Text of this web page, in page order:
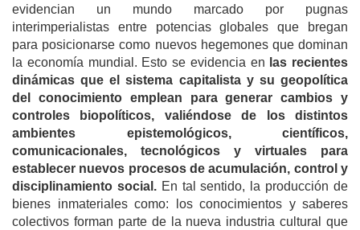
evidencian un mundo marcado por pugnas
interimperialistas entre potencias globales que bregan
para posicionarse como nuevos hegemones que dominan
la economía mundial. Esto se evidencia en las recientes
dinámicas que el sistema capitalista y su geopolítica
del conocimiento emplean para generar cambios y
controles biopolíticos, valiéndose de los distintos
ambientes epistemológicos, científicos,
comunicacionales, tecnológicos y virtuales para
establecer nuevos procesos de acumulación, control y
disciplinamiento social. En tal sentido, la producción de
bienes inmateriales como: los conocimientos y saberes
colectivos forman parte de la nueva industria cultural que